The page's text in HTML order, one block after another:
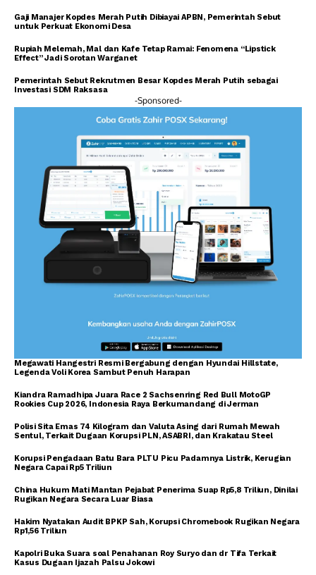
Gaji Manajer Kopdes Merah Putih Dibiayai APBN, Pemerintah Sebut
untuk Perkuat Ekonomi Desa
Rupiah Melemah, Mal dan Kafe Tetap Ramai: Fenomena “Lipstick
Effect” Jadi Sorotan Warganet
Pemerintah Sebut Rekrutmen Besar Kopdes Merah Putih sebagai
Investasi SDM Raksasa
-Sponsored-
Megawati Hangestri Resmi Bergabung dengan Hyundai Hillstate,
Legenda Voli Korea Sambut Penuh Harapan
Kiandra Ramadhipa Juara Race 2 Sachsenring Red Bull MotoGP
Rookies Cup 2026, Indonesia Raya Berkumandang di Jerman
Polisi Sita Emas 74 Kilogram dan Valuta Asing dari Rumah Mewah
Sentul, Terkait Dugaan Korupsi PLN, ASABRI, dan Krakatau Steel
Korupsi Pengadaan Batu Bara PLTU Picu Padamnya Listrik, Kerugian
Negara Capai Rp5 Triliun
China Hukum Mati Mantan Pejabat Penerima Suap Rp5,8 Triliun, Dinilai
Rugikan Negara Secara Luar Biasa
Hakim Nyatakan Audit BPKP Sah, Korupsi Chromebook Rugikan Negara
Rp1,56 Triliun
Kapolri Buka Suara soal Penahanan Roy Suryo dan dr Tifa Terkait
Kasus Dugaan Ijazah Palsu Jokowi